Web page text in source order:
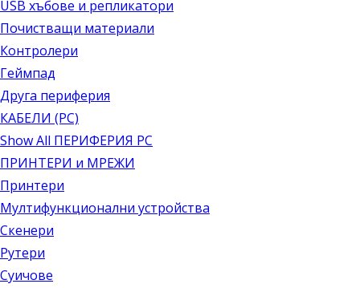
USB хъбове и репликатори
Почистващи материали
Контролери
Геймпад
Друга периферия
КАБЕЛИ (PC)
Show All ПЕРИФЕРИЯ PC
ПРИНТЕРИ и МРЕЖИ
Принтери
Мултифункционални устройства
Скенери
Рутери
Суичове